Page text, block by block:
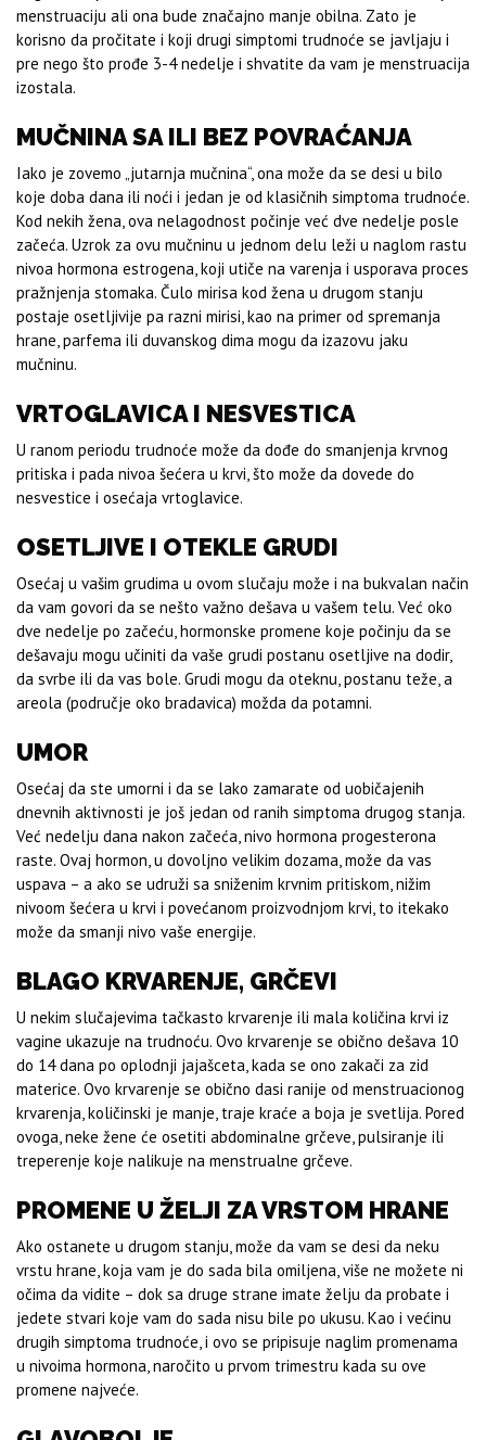
menstruaciju ali ona bude značajno manje obilna. Zato je
korisno da pročitate i koji drugi simptomi trudnoće se javljaju i
pre nego što prođe 3-4 nedelje i shvatite da vam je menstruacija
izostala.
MUČNINA SA ILI BEZ POVRAĆANJA
Iako je zovemo „jutarnja mučnina“, ona može da se desi u bilo
koje doba dana ili noći i jedan je od klasičnih simptoma trudnoće.
Kod nekih žena, ova nelagodnost počinje već dve nedelje posle
začeća. Uzrok za ovu mučninu u jednom delu leži u naglom rastu
nivoa hormona estrogena, koji utiče na varenja i usporava proces
pražnjenja stomaka. Čulo mirisa kod žena u drugom stanju
postaje osetljivije pa razni mirisi, kao na primer od spremanja
hrane, parfema ili duvanskog dima mogu da izazovu jaku
mučninu.
VRTOGLAVICA I NESVESTICA
U ranom periodu trudnoće može da dođe do smanjenja krvnog
pritiska i pada nivoa šećera u krvi, što može da dovede do
nesvestice i osećaja vrtoglavice.
OSETLJIVE I OTEKLE GRUDI
Osećaj u vašim grudima u ovom slučaju može i na bukvalan način
da vam govori da se nešto važno dešava u vašem telu. Već oko
dve nedelje po začeću, hormonske promene koje počinju da se
dešavaju mogu učiniti da vaše grudi postanu osetljive na dodir,
da svrbe ili da vas bole. Grudi mogu da oteknu, postanu teže, a
areola (područje oko bradavica) možda da potamni.
UMOR
Osećaj da ste umorni i da se lako zamarate od uobičajenih
dnevnih aktivnosti je još jedan od ranih simptoma drugog stanja.
Već nedelju dana nakon začeća, nivo hormona progesterona
raste. Ovaj hormon, u dovoljno velikim dozama, može da vas
uspava – a ako se udruži sa sniženim krvnim pritiskom, nižim
nivoom šećera u krvi i povećanom proizvodnjom krvi, to itekako
može da smanji nivo vaše energije.
BLAGO KRVARENJE, GRČEVI
U nekim slučajevima tačkasto krvarenje ili mala količina krvi iz
vagine ukazuje na trudnoću. Ovo krvarenje se obično dešava 10
do 14 dana po oplodnji jajašceta, kada se ono zakači za zid
materice. Ovo krvarenje se obično dasi ranije od menstruacionog
krvarenja, količinski je manje, traje kraće a boja je svetlija. Pored
ovoga, neke žene će osetiti abdominalne grčeve, pulsiranje ili
treperenje koje nalikuje na menstrualne grčeve.
PROMENE U ŽELJI ZA VRSTOM HRANE
Ako ostanete u drugom stanju, može da vam se desi da neku
vrstu hrane, koja vam je do sada bila omiljena, više ne možete ni
očima da vidite – dok sa druge strane imate želju da probate i
jedete stvari koje vam do sada nisu bile po ukusu. Kao i većinu
drugih simptoma trudnoće, i ovo se pripisuje naglim promenama
u nivoima hormona, naročito u prvom trimestru kada su ove
promene najveće.